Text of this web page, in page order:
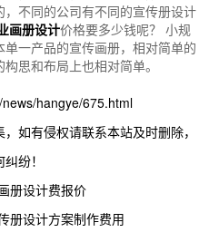
不同的公司有不同的宣传册设计
画册设计价格要多少钱呢？ 小规
一产品的宣传画册，相对简单的
思和布局上也相对简单。
hangye/675.html
如有侵权请联系本站及时删除，
纷！
册设计费报价
册设计方案制作费用